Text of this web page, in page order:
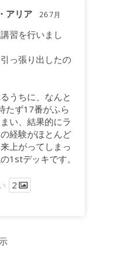
アリア 26 7月
習を行いまし
っ張り出したの
うちに、なんと
たず17番がふら
い、結果的にラ
経験がほとんど
上がってしまっ
1stデッキです。
2